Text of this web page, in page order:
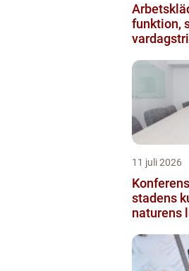
funktion,
11 juli 2026
Konferens
stadens
naturens